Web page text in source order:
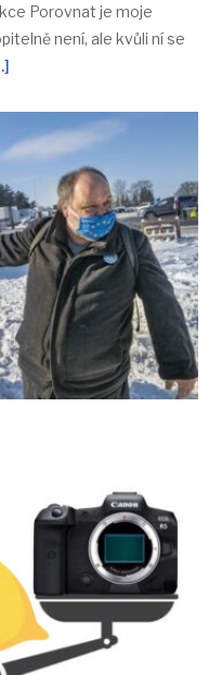
Porovnat je moje
není, ale kvůli ní se